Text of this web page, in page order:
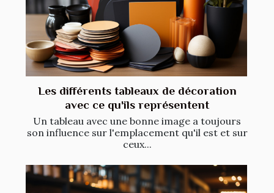
Les différents tableaux de décoration
avec ce qu'ils représentent
Un tableau avec une bonne image a toujours
son influence sur l'emplacement qu'il est et sur
ceux...